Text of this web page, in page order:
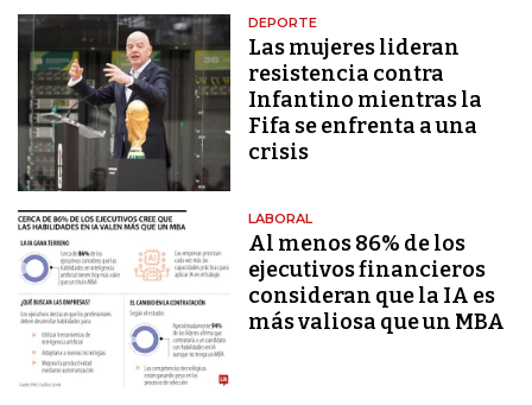
DEPORTE
Las mujeres lideran
resistencia contra
Infantino mientras la
Fifa se enfrenta a una
crisis
LABORAL
Al menos 86% de los
ejecutivos financieros
consideran que la IA es
más valiosa que un MBA